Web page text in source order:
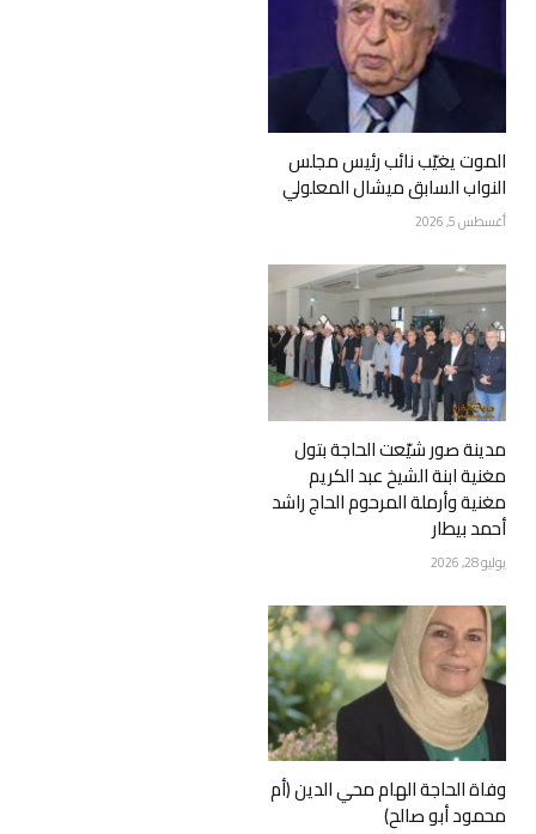
الموت يغيّب نائب رئيس مجلس
النواب السابق ميشال المعلولي
أغسطس 5, 2026
مدينة صور شيّعت الحاجة بتول
مغنية ابنة الشيخ عبد الكريم
مغنية وأرملة المرحوم الحاج راشد
أحمد بيطار
يوليو 28, 2026
وفاة الحاجة الهام محي الدين (أم
محمود أبو صالح)